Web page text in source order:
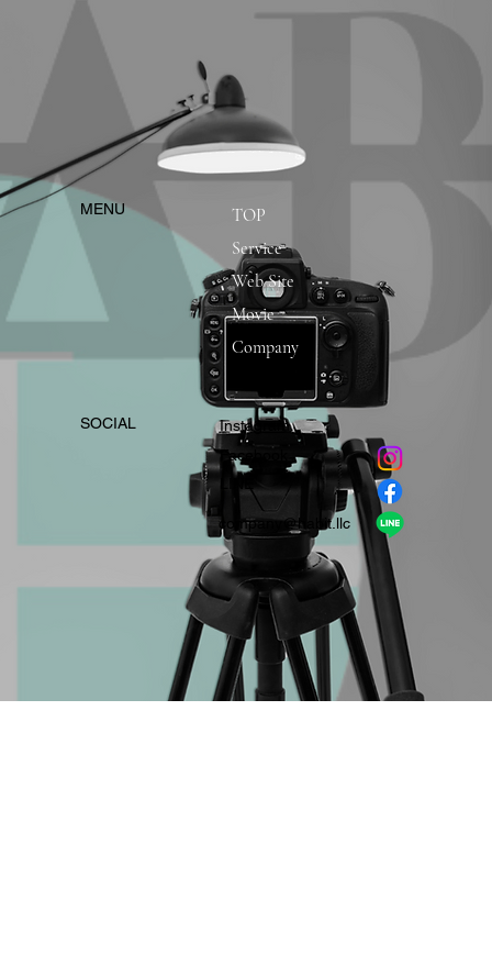
​MENU
TOP
Service
Web Site
Movie
Company
​SOCIAL
Instagram
​Facebook
company＠habit.llc